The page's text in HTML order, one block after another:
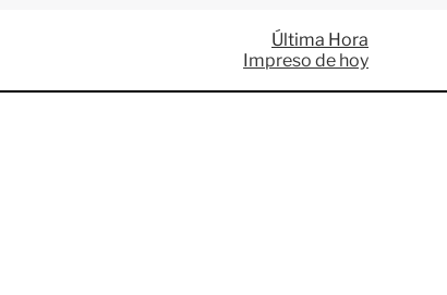
c
i
a
Última Hora
Impreso de hoy